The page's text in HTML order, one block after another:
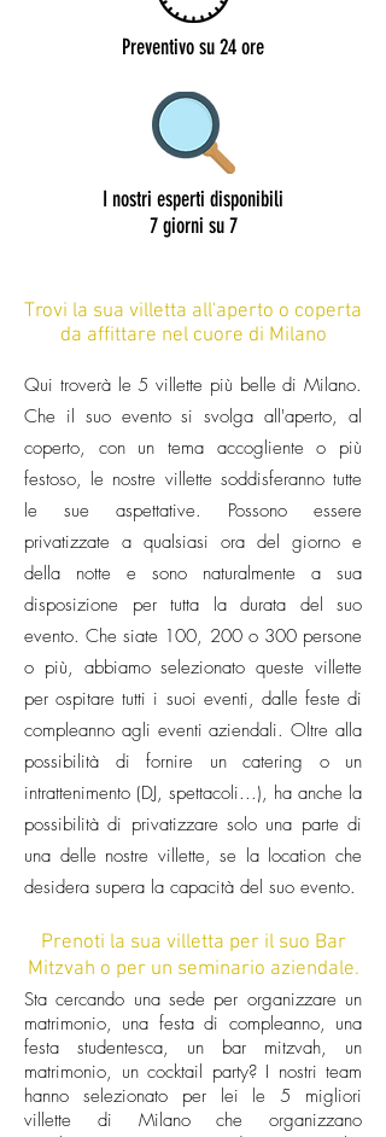
Preventivo su 24 ore
I nostri esperti disponibili
7 giorni su 7
Trovi la sua villetta all'aperto o coperta
da affittare nel cuore di Milano
Qui troverà le 5 villette più belle di Milano.
Che il suo evento si svolga all'aperto, al
coperto, con un tema accogliente o più
festoso, le nostre villette soddisferanno tutte
le sue aspettative. Possono essere
privatizzate a qualsiasi ora del giorno e
della notte e sono naturalmente a sua
disposizione per tutta la durata del suo
evento. Che siate 100, 200 o 300 persone
o più, abbiamo selezionato queste villette
per ospitare tutti i suoi eventi, dalle feste di
compleanno agli eventi aziendali. Oltre alla
possibilità di fornire un catering o un
intrattenimento (DJ, spettacoli...), ha anche la
possibilità di privatizzare solo una parte di
una delle nostre villette, se la location che
desidera supera la capacità del suo evento.
Prenoti la sua villetta per il suo Bar
Mitzvah o per un seminario aziendale.
Sta cercando una sede per organizzare un
matrimonio, una festa di compleanno, una
festa studentesca, un bar mitzvah, un
matrimonio, un cocktail party? I nostri team
hanno selezionato per lei le 5 migliori
villette di Milano che organizzano